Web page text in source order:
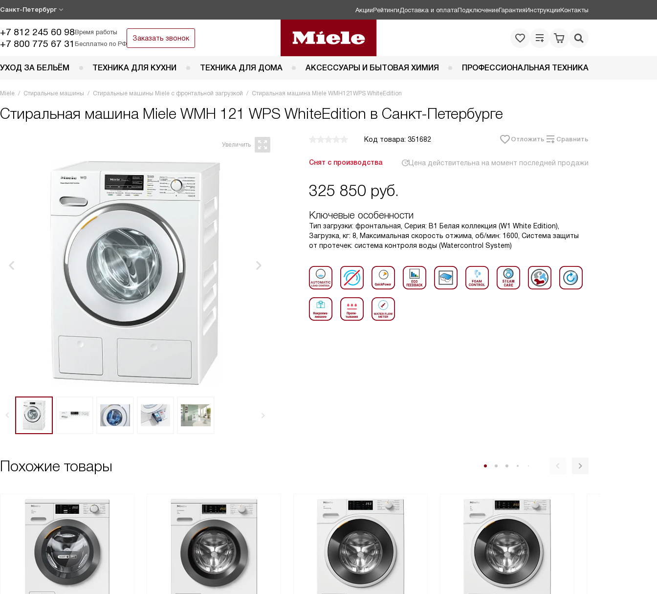
Санкт-Петербург АкцииРейтинги Доставка и оплатаПодключениеГарантияИнструкцииКонтакты
+7 812 245 60 98Время работы
+7 800 775 67 31 Бесплатно по РФ
Заказать звонок
УХОД ЗА БЕЛЬЁМ ТЕХНИКА ДЛЯ КУХНИ ТЕХНИКА ДЛЯ ДОМА АКСЕССУАРЫ И БЫТОВАЯ ХИМИЯ ПРОФЕССИОНАЛЬНАЯ ТЕХНИКА
Miele Стиральные машины Стиральные машины Miele с фронтальной загрузкой Стиральная машина Miele WMH121WPS WhiteEdition
Стиральная машина Miele WMH 121 WPS WhiteEdition в Санкт-Петербурге
Код товара: 351682 Отложить Сравнить
Снят с производства Цена действительна на момент последней продажи
325 850 руб.
Ключевые особенности
Тип загрузки: фронтальная, Серия: В1 Белая коллекция (W1 White Edition),
Загрузка, кг: 8, Максимальная скорость отжима, об/мин: 1600, Система защиты
от протечек: система контроля воды (Watercontrol System)
Похожие товары